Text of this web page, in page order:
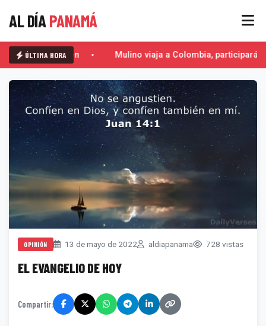
AL DÍAPANAMÁ
ÚLTIMA HORA
El Escorpión Mulino viaja a Colombia, participará
OPINIÓN 13 de mayo de 2022 aldiapanama 728 vistas
EL EVANGELIO DE HOY
Compartir: